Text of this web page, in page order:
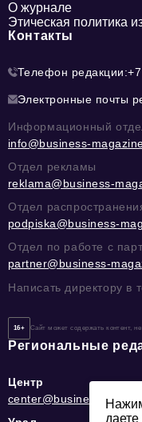
О журнале
Этическая политика
Контакты
Телефон редакции:
Электронные почты
Информационный
info@business-
Отдел рекламы
reklama@business-
Отдел
podpiska@business-
Отдел по работе с
partner@business-
Написать директору в
16+ Сайт может содержать контент,
Региональные
Центр
center@business-